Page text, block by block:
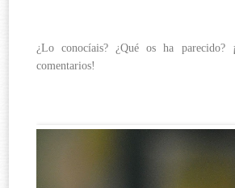
¿Lo conocíais? ¿Qué os ha parecido?
comentarios!